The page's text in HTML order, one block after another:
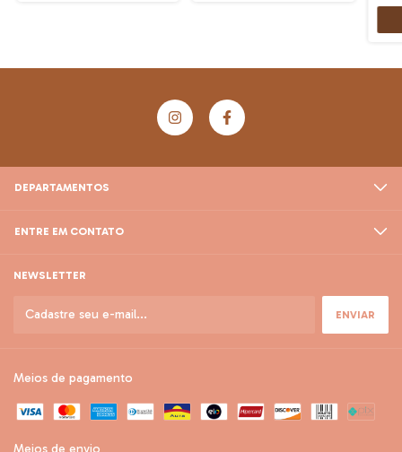
DEPARTAMENTOS
ENTRE EM CONTATO
NEWSLETTER
Meios de pagamento